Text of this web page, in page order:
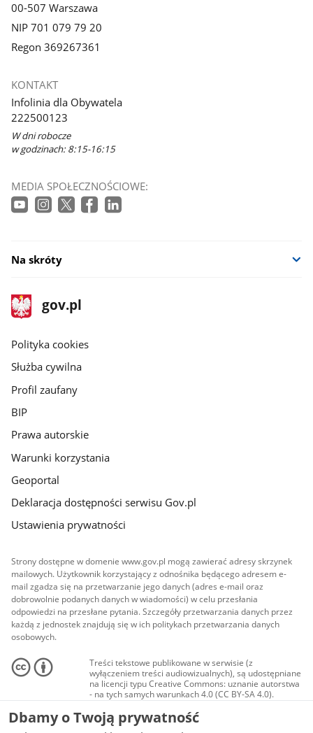
00-507 Warszawa
NIP 701 079 79 20
Regon 369267361
KONTAKT
Infolinia dla Obywatela
222500123
W dni robocze
w godzinach: 8:15-16:15
MEDIA SPOŁECZNOŚCIOWE:
Na skróty
stopka
gov.pl
Strona
gov.pl
gov.pl
Polityka cookies
Służba cywilna
Profil zaufany
BIP
Prawa autorskie
Warunki korzystania
Geoportal
Deklaracja dostępności serwisu Gov.pl
Ustawienia prywatności
Strony dostępne w domenie www.gov.pl mogą zawierać adresy skrzynek
mailowych. Użytkownik korzystający z odnośnika będącego adresem e-
mail zgadza się na przetwarzanie jego danych (adres e-mail oraz
dobrowolnie podanych danych w wiadomości) w celu przesłania
odpowiedzi na przesłane pytania. Szczegóły przetwarzania danych przez
każdą z jednostek znajdują się w ich politykach przetwarzania danych
osobowych.
Treści tekstowe publikowane w serwisie (z
wyłączeniem treści audiowizualnych), są udostępniane
na licencji typu Creative Commons: uznanie autorstwa
- na tych samych warunkach 4.0 (CC BY-SA 4.0).
Materiały audiowizualne, w tym zdjęcia, materiały
audio i wideo, są udostępniane na licencji typu
Creative Commons: uznanie autorstwa użycie
Dbamy o Twoją prywatność